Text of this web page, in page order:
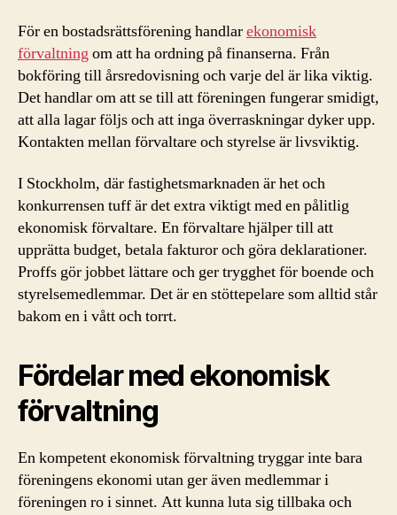
För en bostadsrättsförening handlarekonomisk
förvaltning om att ha ordning på finanserna. Från
bokföring till årsredovisning och varje del är lika viktig.
Det handlar om att se till att föreningen fungerar smidigt,
att alla lagar följs och att inga överraskningar dyker upp.
Kontakten mellan förvaltare och styrelse är livsviktig.
I Stockholm, där fastighetsmarknaden är het och
konkurrensen tuff är det extra viktigt med en pålitlig
ekonomisk förvaltare. En förvaltare hjälper till att
upprätta budget, betala fakturor och göra deklarationer.
Proffs gör jobbet lättare och ger trygghet för boende och
styrelsemedlemmar. Det är en stöttepelare som alltid står
bakom en i vått och torrt.
Fördelar med ekonomisk
förvaltning
En kompetent ekonomisk förvaltning tryggar inte bara
föreningens ekonomi utan ger även medlemmar i
föreningen ro i sinnet. Att kunna luta sig tillbaka och